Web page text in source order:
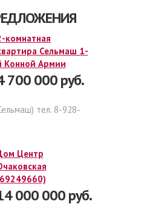
комнатная
Сельмаш 1-
Конной Армии
700 000 руб.
тел. 8-928-
Центр
000 000 руб.